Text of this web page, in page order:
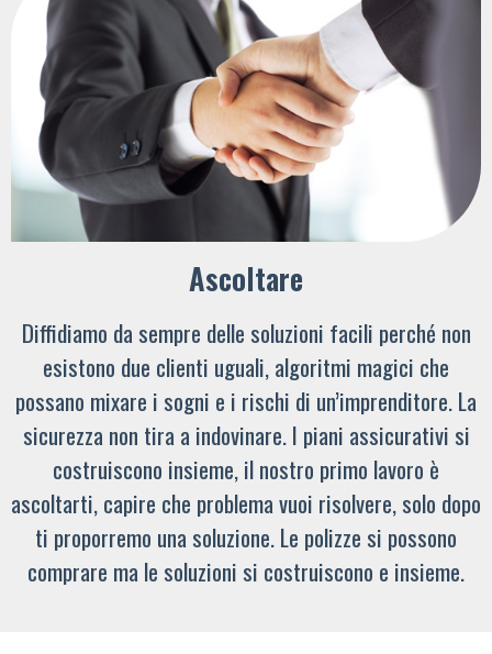
Ascoltare
Diffidiamo da sempre delle soluzioni facili perché non
esistono due clienti uguali, algoritmi magici che
possano mixare i sogni e i rischi di un’imprenditore. La
sicurezza non tira a indovinare. I piani assicurativi si
costruiscono insieme, il nostro primo lavoro è
ascoltarti, capire che problema vuoi risolvere, solo dopo
ti proporremo una soluzione. Le polizze si possono
comprare ma le soluzioni si costruiscono e insieme.